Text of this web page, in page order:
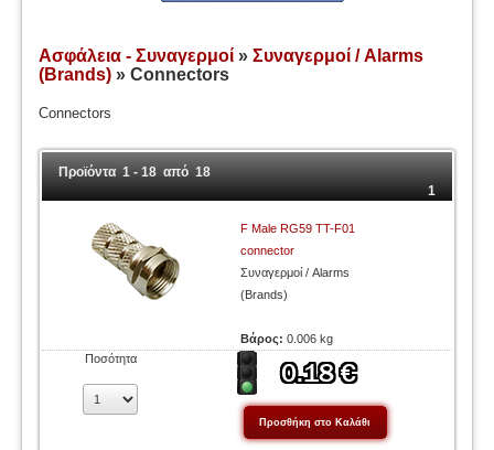
Ασφάλεια - Συναγερμοί »Συναγερμοί / Alarms
(Brands) » Connectors
Connectors
Προϊόντα 1 - 18 από 18
1
F Male RG59 TT-F01
connector
Συναγερμοί / Alarms
(Brands)
Βάρος:0.006 kg
Ποσότητα